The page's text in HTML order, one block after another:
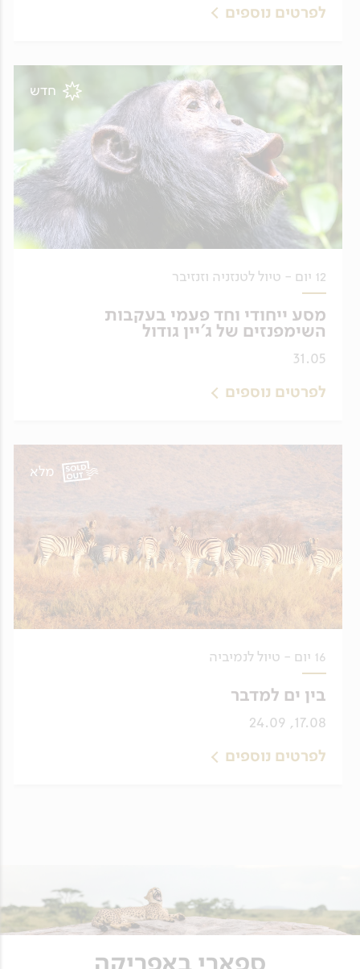
לפרטים נוספים
12 יום - טיול לטנזניה וזנזיבר
מסע ייחודי וחד פעמי בעקבות
השימפנזים של ג'יין גודול
31.05
לפרטים נוספים
חדש
16 יום - טיול לנמיביה
בין ים למדבר
17.08, 24.09
לפרטים נוספים
מלא